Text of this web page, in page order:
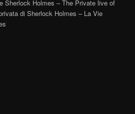
Sherlock Holmes – The Private live of
di Sherlock Holmes – La Vie